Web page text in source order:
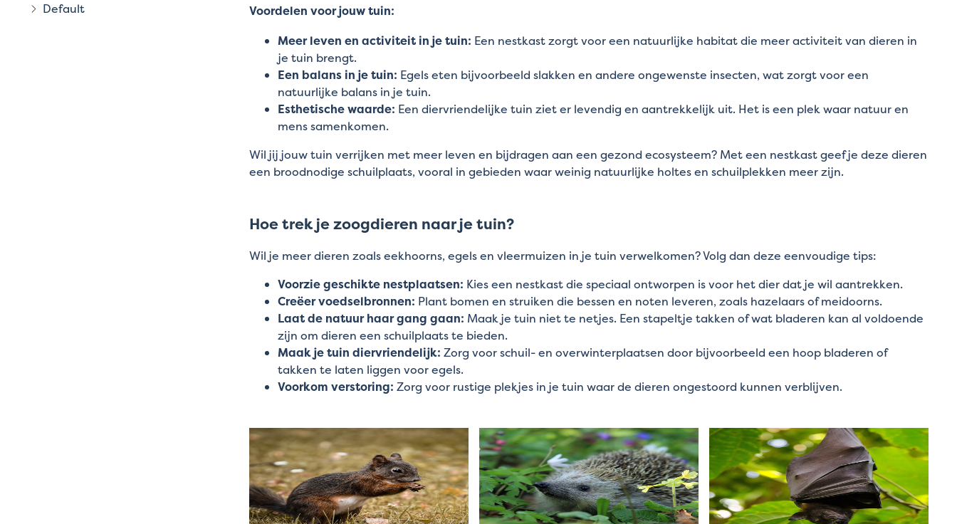
Voordelen voor jouw tuin:
Meer leven en activiteit in je tuin: Een nestkast zorgt voor een natuurlijke habitat die meer activiteit van dieren in
je tuin brengt.
Een balans in je tuin: Egels eten bijvoorbeeld slakken en andere ongewenste insecten, wat zorgt voor een
natuurlijke balans in je tuin.
Esthetische waarde: Een diervriendelijke tuin ziet er levendig en aantrekkelijk uit. Het is een plek waar natuur en
mens samenkomen.
Wil jij jouw tuin verrijken met meer leven en bijdragen aan een gezond ecosysteem? Met een nestkast geef je deze dieren
een broodnodige schuilplaats, vooral in gebieden waar weinig natuurlijke holtes en schuilplekken meer zijn.
Hoe trek je zoogdieren naar je tuin?
Wil je meer dieren zoals eekhoorns, egels en vleermuizen in je tuin verwelkomen? Volg dan deze eenvoudige tips:
Voorzie geschikte nestplaatsen: Kies een nestkast die speciaal ontworpen is voor het dier dat je wil aantrekken.
Creëer voedselbronnen: Plant bomen en struiken die bessen en noten leveren, zoals hazelaars of meidoorns.
Laat de natuur haar gang gaan: Maak je tuin niet te netjes. Een stapeltje takken of wat bladeren kan al voldoende
zijn om dieren een schuilplaats te bieden.
Maak je tuin diervriendelijk: Zorg voor schuil- en overwinterplaatsen door bijvoorbeeld een hoop bladeren of
takken te laten liggen voor egels.
Voorkom verstoring: Zorg voor rustige plekjes in je tuin waar de dieren ongestoord kunnen verblijven.
Default